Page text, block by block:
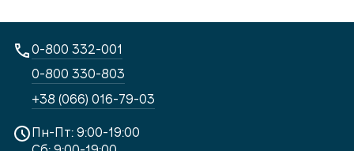
Пн-Пт: 9:00-19:00
0-800 332-001
0-800 330-803
+38 (066) 016-79-03